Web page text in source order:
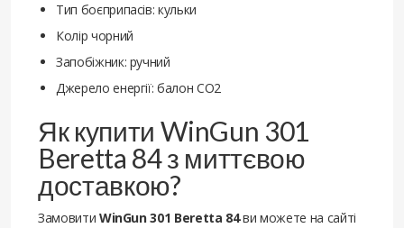
Тип боєприпасів: кульки
Колір чорний
Запобіжник: ручний
Джерело енергії: балон CO2
Як купити WinGun 301
Beretta 84 з миттєвою
доставкою?
Замовити WinGun 301 Beretta 84ви можете на сайті